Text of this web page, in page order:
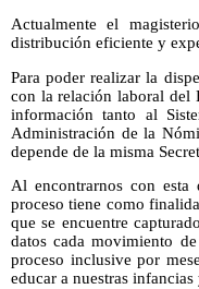
Actualmente el
distribución eficiente y
Para poder realizar la
con la relación laboral del
información tanto al
Administración de la
depende de la misma
Al encontrarnos con
proceso tiene como
que se encuentre
datos cada movimiento
proceso inclusive por
educar a nuestras